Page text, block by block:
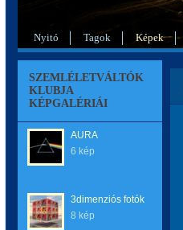
Nyitó Tagok Képek
SZEMLÉLETVÁLTÓK
KLUBJA
KÉPGALÉRIÁI
AURA
6 kép
3dimenziós fotók
8 kép